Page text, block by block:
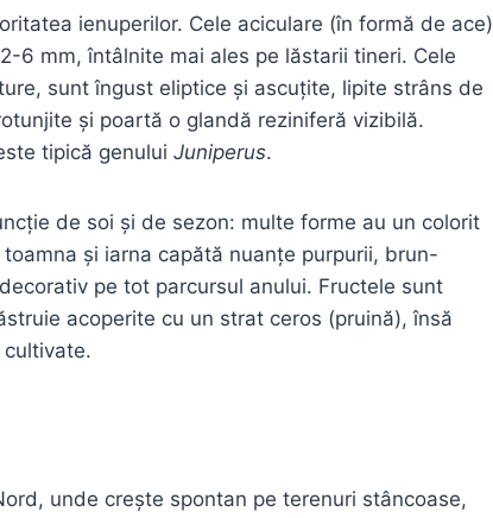
ienuperilor. Cele aciculare (în formă de ace)
6 mm, întâlnite mai ales pe lăstarii tineri. Cele
sunt îngust eliptice și ascuțite, lipite strâns de
și poartă o glandă reziniferă vizibilă.
tipică genului Juniperus.
de soi și de sezon: multe forme au un colorit
și iarna capătă nuanțe purpurii, brun-
pe tot parcursul anului. Fructele sunt
acoperite cu un strat ceros (pruină), însă
unde crește spontan pe terenuri stâncoase,